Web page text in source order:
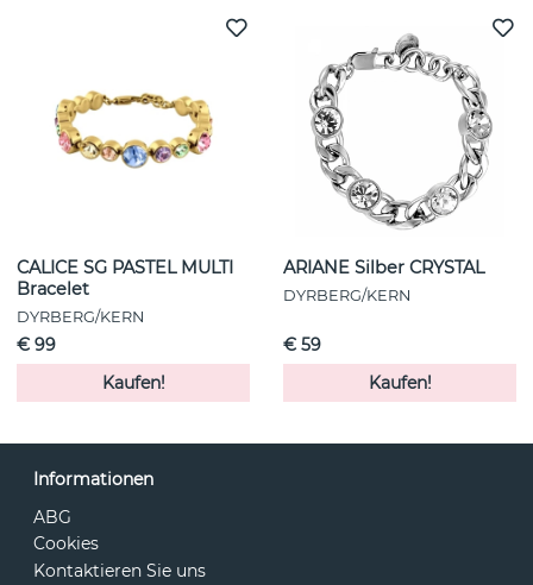
CALICE SG PASTEL MULTI
Bracelet
DYRBERG/KERN
€ 99
Kaufen!
ARIANE Silber CRYSTAL
DYRBERG/KERN
€ 59
Kaufen!
Informationen
ABG
Cookies
Kontaktieren Sie uns